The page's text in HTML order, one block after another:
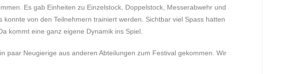
Es gab Einheiten zu Einzelstock, Doppelstock, Messerabwehr und
von den Teilnehmern trainiert werden. Sichtbar viel Spass hatten
kommt eine ganz eigene Dynamik ins Spiel.
paar Neugierige aus anderen Abteilungen zum Festival gekommen. Wir